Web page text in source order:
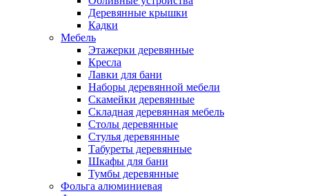
Деревянные крышки
Кадки
Мебель
Этажерки деревянные
Кресла
Лавки для бани
Наборы деревянной мебели
Скамейки деревянные
Складная деревянная мебель
Столы деревянные
Стулья деревянные
Табуреты деревянные
Шкафы для бани
Тумбы деревянные
Фольга алюминиевая